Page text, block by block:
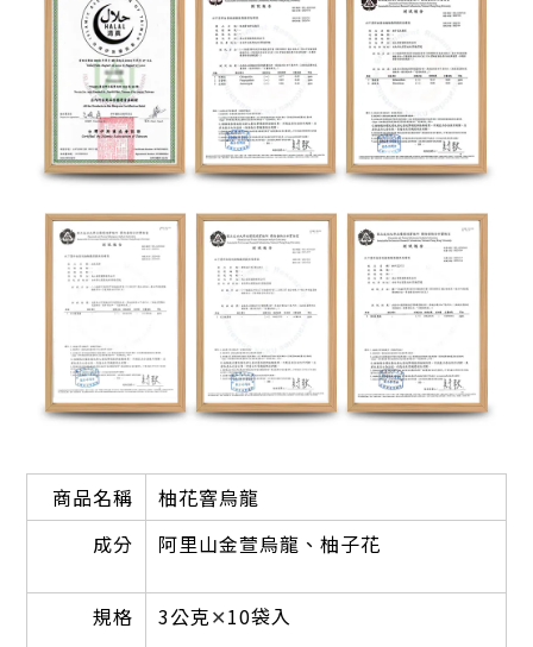
商品名稱
柚花窨烏龍
成分
阿里山金萱烏龍、柚子花
規格 3公克✕10袋入